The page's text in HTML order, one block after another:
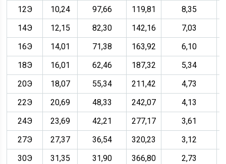
12Э
10,24 97,66 119,81 8,35
14Э
12,15 82,30 142,16 7,03
16Э
14,01 71,38 163,92 6,10
18Э
16,01 62,46 187,32 5,34
20Э
18,07 55,34 211,42 4,73
22Э
20,69 48,33 242,07 4,13
24Э
23,69 42,21 277,17 3,61
27Э
27,37 36,54 320,23 3,12
30Э
31,35 31,90 366,80 2,73